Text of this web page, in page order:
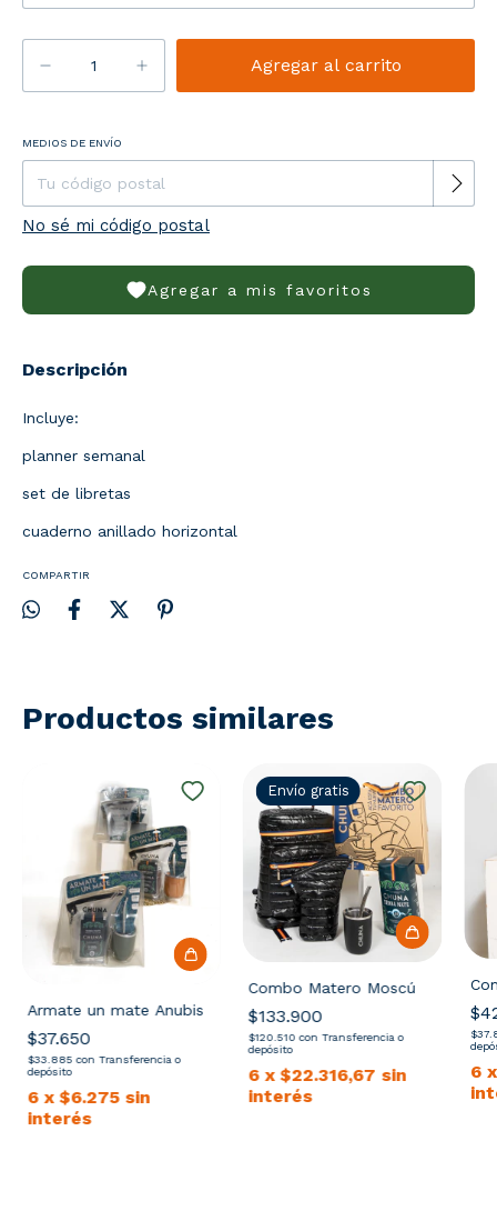
Entregas para el CP:
MEDIOS DE ENVÍO
No sé mi código postal
Agregar a mis favoritos
Descripción
Incluye:
planner semanal
set de libretas
cuaderno anillado horizontal
COMPARTIR
Productos similares
Armate un mate Anubis
$37.650
$33.885con Transferencia o
depósito
6 x$6.275 sin
interés
Envío gratis
Combo Matero Moscú
$133.900
$120.510con Transferencia o
depósito
6 x$22.316,67 sin
interés
6